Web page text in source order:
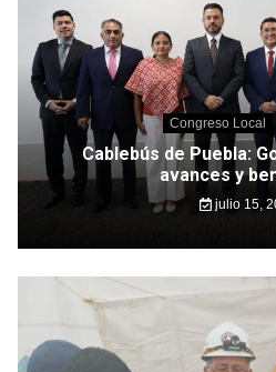
Congreso Local
Cablebús de Puebla:
avances y
julio 15,